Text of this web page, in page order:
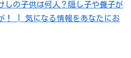
しの子供は何人？隠し子や養子が
！ | 気になる情報をあなたにお